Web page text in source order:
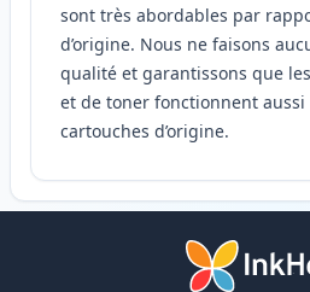
sont très abordables par
d’origine. Nous ne faisons
qualité et garantissons que
et de toner fonctionnent aussi
cartouches d’origine.